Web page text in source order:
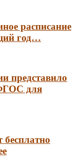
расписание
год…
представило
для